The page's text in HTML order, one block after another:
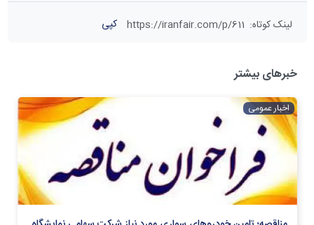
لینک کوتاه:
https://iranfair.com/p/611 کپی
خبرهای بیشتر
اخبار عمومی